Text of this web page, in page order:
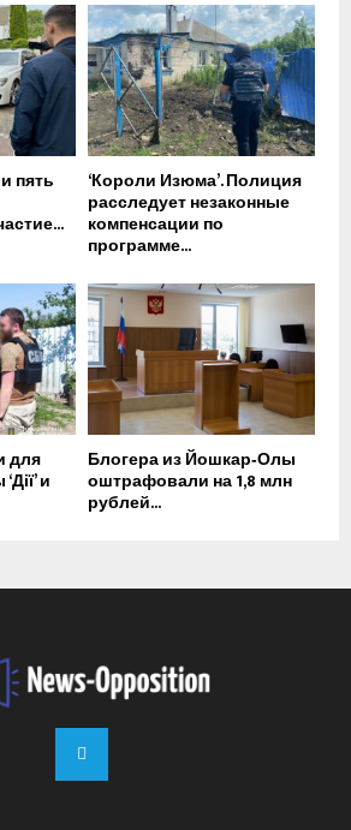
пять ‘Короли Изюма’. Полиция
расследует незаконные
компенсации по
программе...
для
и
Блогера из Йошкар‑Олы
оштрафовали на 1,8 млн
рублей...